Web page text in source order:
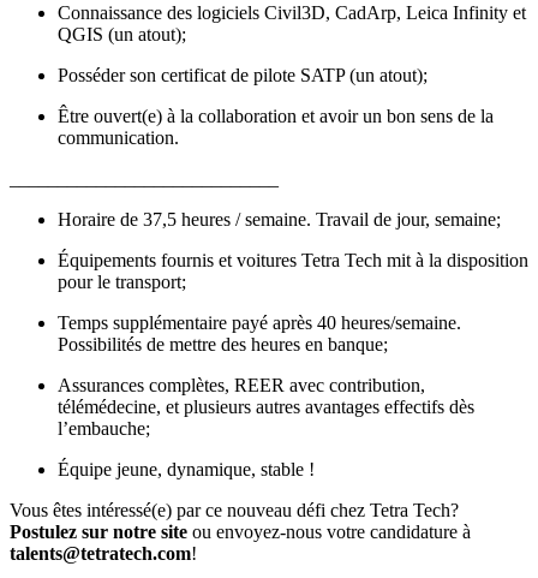
Connaissance des logiciels Civil3D, CadArp, Leica Infinity et
QGIS (un atout);
Posséder son certificat de pilote SATP (un atout);
Être ouvert(e) à la collaboration et avoir un bon sens de la
communication.
Horaire de 37,5 heures / semaine. Travail de jour, semaine;
Équipements fournis et voitures Tetra Tech mit à la disposition
pour le transport;
Temps supplémentaire payé après 40 heures/semaine.
Possibilités de mettre des heures en banque;
Assurances complètes, REER avec contribution,
télémédecine, et plusieurs autres avantages effectifs dès
l’embauche;
Équipe jeune, dynamique, stable !
Vous êtes intéressé(e) par ce nouveau défi chez Tetra Tech?
Postulez sur notre site ou envoyez-nous votre candidature à
talents@tetratech.com!